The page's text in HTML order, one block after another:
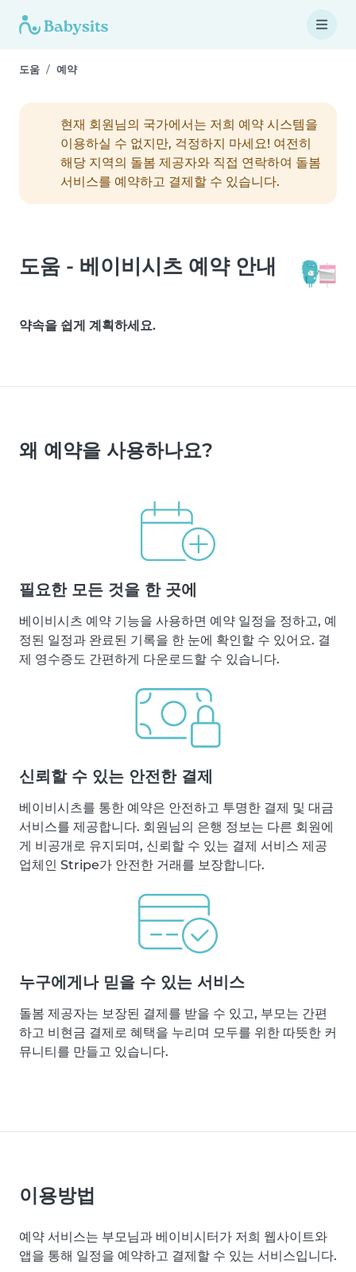
도움 예약
현재 회원님의 국가에서는 저희 예약 시스템을
이용하실 수 없지만, 걱정하지 마세요! 여전히
해당 지역의 돌봄 제공자와 직접 연락하여 돌봄
서비스를 예약하고 결제할 수 있습니다.
도움 - 베이비시츠 예약 안내
약속을 쉽게 계획하세요.
왜 예약을 사용하나요?
필요한 모든 것을 한 곳에
베이비시츠 예약 기능을 사용하면 예약 일정을 정하고, 예
정된 일정과 완료된 기록을 한 눈에 확인할 수 있어요. 결
제 영수증도 간편하게 다운로드할 수 있습니다.
신뢰할 수 있는 안전한 결제
베이비시츠를 통한 예약은 안전하고 투명한 결제 및 대금
서비스를 제공합니다. 회원님의 은행 정보는 다른 회원에
게 비공개로 유지되며, 신뢰할 수 있는 결제 서비스 제공
업체인 Stripe가 안전한 거래를 보장합니다.
누구에게나 믿을 수 있는 서비스
돌봄 제공자는 보장된 결제를 받을 수 있고, 부모는 간편
하고 비현금 결제로 혜택을 누리며 모두를 위한 따뜻한 커
뮤니티를 만들고 있습니다.
이용방법
예약 서비스는 부모님과 베이비시터가 저희 웹사이트와
앱을 통해 일정을 예약하고 결제할 수 있는 서비스입니다.